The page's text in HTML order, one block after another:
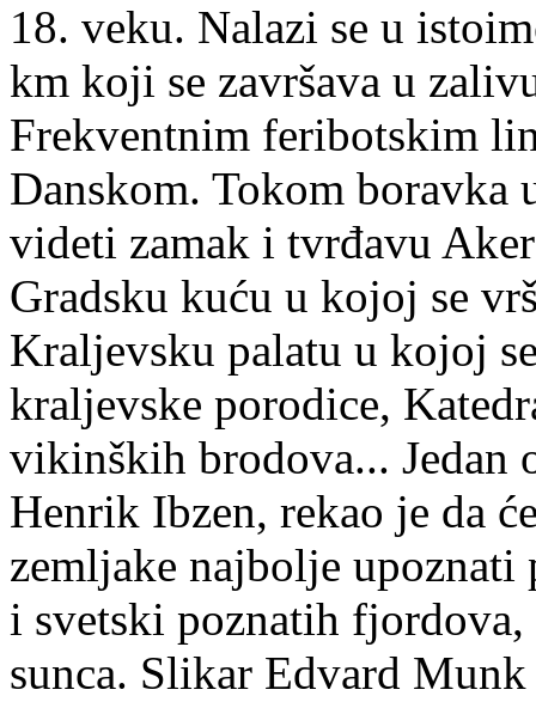
18. veku. Nalazi se u
km koji se završava u
Frekventnim feribotskim
Danskom. Tokom boravka
videti zamak i tvrđavu
Gradsku kuću u kojoj se
Kraljevsku palatu u kojoj
kraljevske porodice,
vikinških brodova... Jedan
Henrik Ibzen, rekao je da
zemljake najbolje upoznati
i svetski poznatih
sunca. Slikar Edvard